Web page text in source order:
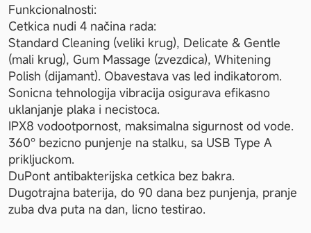
Funkcionalnosti:
Cetkica nudi 4 načina rada:
Standard Cleaning (veliki krug), Delicate & Gentle
(mali krug), Gum Massage (zvezdica), Whitening
Polish (dijamant). Obavestava vas led indikatorom.
Sonicna tehnologija vibracija osigurava efikasno
uklanjanje plaka i necistoca.
IPX8 vodootpornost, maksimalna sigurnost od vode.
360° bezicno punjenje na stalku, sa USB Type A
prikljuckom.
DuPont antibakterijska cetkica bez bakra.
Dugotrajna baterija, do 90 dana bez punjenja, pranje
zuba dva puta na dan, licno testirao.